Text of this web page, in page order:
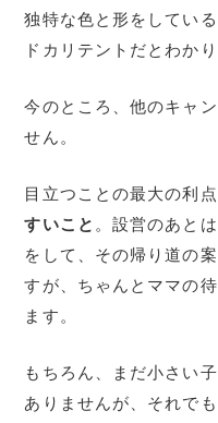
独特な色と形をしてい
ドカリテントだとわかり
今のところ、他のキャ
せん。
目立つことの最大の利点
すいこと 。設営のあと
をして、その帰り道の
すが、ちゃんとママの
ます。
もちろん、まだ小さい
ありませんが、それで